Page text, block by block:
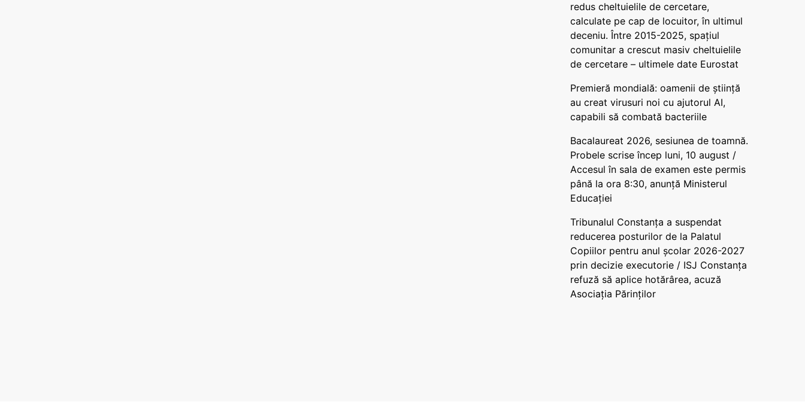
redus cheltuielile de cercetare,
calculate pe cap de locuitor, în ultimul
deceniu. Între 2015-2025, spațiul
comunitar a crescut masiv cheltuielile
de cercetare – ultimele date Eurostat
Premieră mondială: oamenii de știință
au creat virusuri noi cu ajutorul AI,
capabili să combată bacteriile
Bacalaureat 2026, sesiunea de toamnă.
Probele scrise încep luni, 10 august /
Accesul în sala de examen este permis
până la ora 8:30, anunță Ministerul
Educației
Tribunalul Constanța a suspendat
reducerea posturilor de la Palatul
Copiilor pentru anul școlar 2026-2027
prin decizie executorie / ISJ Constanța
refuză să aplice hotărârea, acuză
Asociația Părinților